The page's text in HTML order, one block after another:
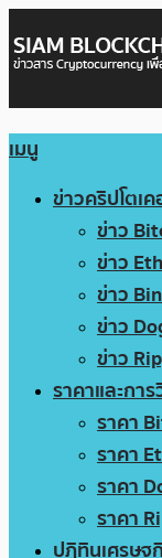
เมนู
ข่าวคริปโตเค
ข่าว
ข่าว
ข่าว
ข่าว
ข่าว
ราคาและการ
ราคา
ราคา
ราคา
ราคา
ปฏิทินเศรษฐ